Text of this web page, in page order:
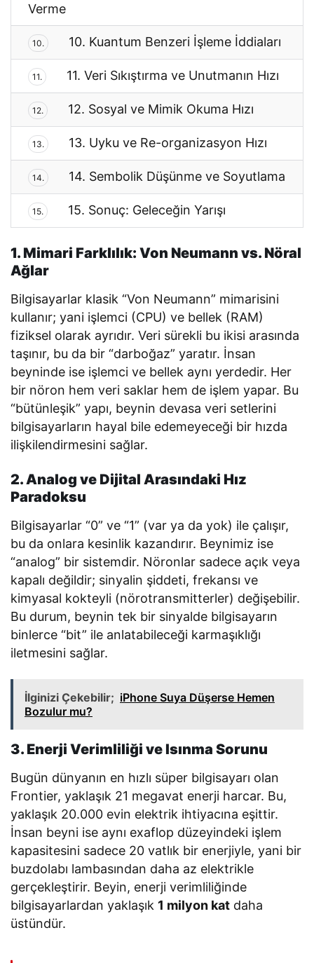
Verme
10. 10. Kuantum Benzeri İşleme İddiaları
11. 11. Veri Sıkıştırma ve Unutmanın Hızı
12. 12. Sosyal ve Mimik Okuma Hızı
13. 13. Uyku ve Re-organizasyon Hızı
14. 14. Sembolik Düşünme ve Soyutlama
15. 15. Sonuç: Geleceğin Yarışı
1. Mimari Farklılık: Von Neumann vs. Nöral
Ağlar
Bilgisayarlar klasik “Von Neumann” mimarisini
kullanır; yani işlemci (CPU) ve bellek (RAM)
fiziksel olarak ayrıdır. Veri sürekli bu ikisi arasında
taşınır, bu da bir “darboğaz” yaratır. İnsan
beyninde ise işlemci ve bellek aynı yerdedir. Her
bir nöron hem veri saklar hem de işlem yapar. Bu
“bütünleşik” yapı, beynin devasa veri setlerini
bilgisayarların hayal bile edemeyeceği bir hızda
ilişkilendirmesini sağlar.
2. Analog ve Dijital Arasındaki Hız
Paradoksu
Bilgisayarlar “0” ve “1” (var ya da yok) ile çalışır,
bu da onlara kesinlik kazandırır. Beynimiz ise
“analog” bir sistemdir. Nöronlar sadece açık veya
kapalı değildir; sinyalin şiddeti, frekansı ve
kimyasal kokteyli (nörotransmitterler) değişebilir.
Bu durum, beynin tek bir sinyalde bilgisayarın
binlerce “bit” ile anlatabileceği karmaşıklığı
iletmesini sağlar.
İlginizi Çekebilir; iPhone Suya Düşerse Hemen
Bozulur mu?
3. Enerji Verimliliği ve Isınma Sorunu
Bugün dünyanın en hızlı süper bilgisayarı olan
Frontier, yaklaşık 21 megavat enerji harcar. Bu,
yaklaşık 20.000 evin elektrik ihtiyacına eşittir.
İnsan beyni ise aynı exaflop düzeyindeki işlem
kapasitesini sadece 20 vatlık bir enerjiyle, yani bir
buzdolabı lambasından daha az elektrikle
gerçekleştirir. Beyin, enerji verimliliğinde
bilgisayarlardan yaklaşık 1 milyon kat daha
üstündür.